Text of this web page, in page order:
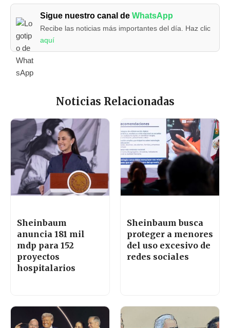
Sigue nuestro canal deWhatsApp
Recibe las noticias más importantes del día. Haz clic
aquí
Noticias Relacionadas
Sheinbaum
anuncia 181 mil
mdp para 152
proyectos
hospitalarios
Sheinbaum busca
proteger a menores
del uso excesivo de
redes sociales